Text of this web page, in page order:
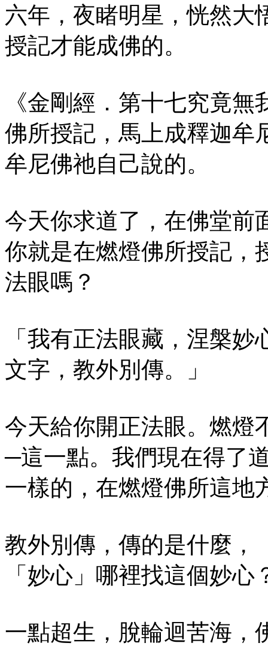
六年，夜睹明星，恍然大
授記才能成佛的。
《金剛經．第十七究竟
佛所授記，馬上成釋迦牟
牟尼佛祂自己說的。
今天你求道了，在佛堂前
你就是在燃燈佛所授記，
法眼嗎？
「我有正法眼藏，涅槃
文字，教外別傳。」
今天給你開正法眼。燃燈
─這一點。我們現在得了
一樣的，在燃燈佛所這地
教外別傳，傳的是什麼，
「妙心」哪裡找這個妙
一點超生，脫輪迴苦海，